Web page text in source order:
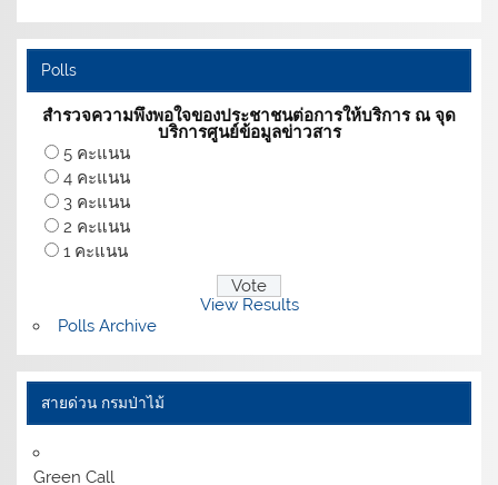
Polls
สำรวจความพึงพอใจของประชาชนต่อการให้บริการ ณ จุด
บริการศูนย์ข้อมูลข่าวสาร
5 คะแนน
4 คะแนน
3 คะแนน
2 คะแนน
1 คะแนน
View Results
Polls Archive
สายด่วน กรมป่าไม้
Green Call